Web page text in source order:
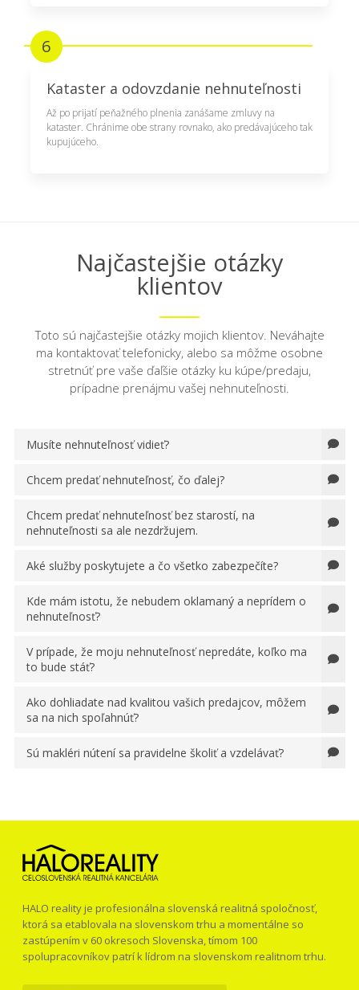
6
Kataster a odovzdanie nehnuteľnosti
Až po prijatí peňažného plnenia zanášame zmluvy na
kataster. Chránime obe strany rovnako, ako predávajúceho tak
kupujúceho.
Najčastejšie otázky
klientov
Toto sú najčastejšie otázky mojich klientov. Neváhajte
ma kontaktovať telefonicky, alebo sa môžme osobne
stretnúť pre vaše ďaľšie otázky ku kúpe/predaju,
prípadne prenájmu vašej nehnuteľnosti.
Musíte nehnuteľnosť vidieť?
Chcem predať nehnuteľnosť, čo ďalej?
Chcem predať nehnuteľnosť bez starostí, na
nehnuteľnosti sa ale nezdržujem.
Aké služby poskytujete a čo všetko zabezpečíte?
Kde mám istotu, že nebudem oklamaný a neprídem o
nehnuteľnosť?
V prípade, že moju nehnuteľnosť nepredáte, koľko ma
to bude stáť?
Ako dohliadate nad kvalitou vašich predajcov, môžem
sa na nich spoľahnúť?
Sú makléri nútení sa pravidelne školiť a vzdelávať?
HALO reality je profesionálna slovenská realitná spoločnosť,
ktorá sa etablovala na slovenskom trhu a momentálne so
zastúpením v 60 okresoch Slovenska, tímom 100
spolupracovníkov patrí k lídrom na slovenskom realitnom trhu.